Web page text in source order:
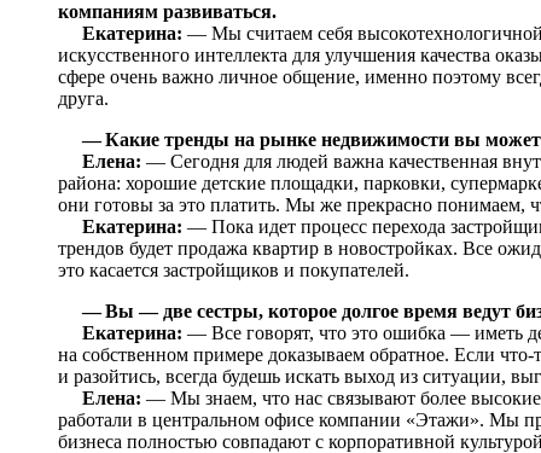
компаниям развиваться.
Екатерина: — Мы считаем себя
искусственного интеллекта для улучшения качества
сфере очень важно личное общение, именно поэтому
друга.
— Какие тренды на рынке недвижимости вы
Елена: — Сегодня для людей важна качественная
района: хорошие детские площадки, парковки,
они готовы за это платить. Мы же прекрасно понимаем,
Екатерина: — Пока идет процесс перехода
трендов будет продажа квартир в новостройках. Все
это касается застройщиков и покупателей.
— Вы — две сестры, которое долгое время ведут
Екатерина: — Все говорят, что это ошибка — иметь
на собственном примере доказываем обратное. Если что-
и разойтись, всегда будешь искать выход из ситуации,
Елена: — Мы знаем, что нас связывают более
работали в центральном офисе компании «Этажи». Мы
бизнеса полностью совпадают с корпоративной